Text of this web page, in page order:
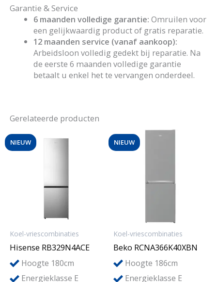
Garantie & Service
6 maanden volledige garantie: Omruilen voor
een gelijkwaardig product of gratis reparatie.
12 maanden service (vanaf aankoop):
Arbeidsloon volledig gedekt bij reparatie. Na
de eerste 6 maanden volledige garantie
betaalt u enkel het te vervangen onderdeel.
Gerelateerde producten
NIEUW
Koel-vriescombinaties
Hisense RB329N4ACE
Hoogte 180cm
Energieklasse E
NIEUW
Koel-vriescombinaties
Beko RCNA366K40XBN
Hoogte 186cm
Energieklasse E